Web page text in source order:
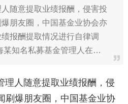
随意提取业绩报酬，侵害投
朋友圈，中国基金业协会亦
报酬提取情况进行自律调
某知名私募基金管理人在…
理人随意提取业绩报酬，侵
刷爆朋友圈，中国基金业协